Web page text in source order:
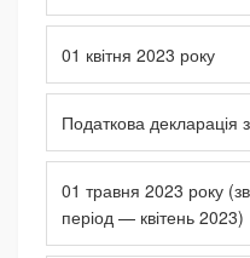
01 квітня 2023 року
Податкова декларація
01 травня 2023 року
період — квітень 2023)